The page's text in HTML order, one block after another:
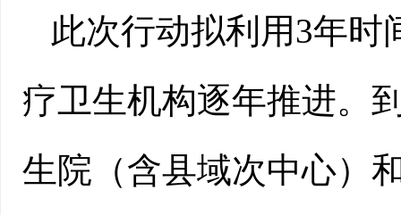
此次行动拟利用3年
疗卫生机构逐年推进。
生院（含县域次中心）